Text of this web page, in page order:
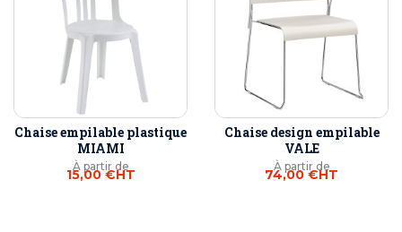
Chaise empilable plastique
MIAMI
À partir de
15,00 €HT
Chaise design empilable
VALE
À partir de
74,00 €HT